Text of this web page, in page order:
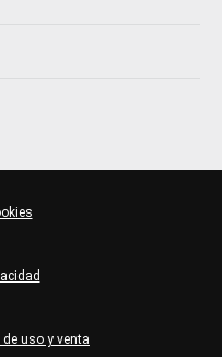
uso y venta